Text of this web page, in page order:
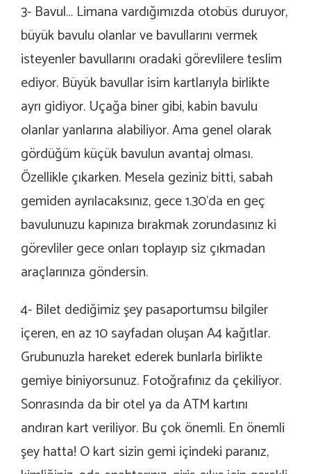
3- Bavul… Limana vardığımızda otobüs duruyor,
büyük bavulu olanlar ve bavullarını vermek
isteyenler bavullarını oradaki görevlilere teslim
ediyor. Büyük bavullar isim kartlarıyla birlikte
ayrı gidiyor. Uçağa biner gibi, kabin bavulu
olanlar yanlarına alabiliyor. Ama genel olarak
gördüğüm küçük bavulun avantaj olması.
Özellikle çıkarken. Mesela geziniz bitti, sabah
gemiden ayrılacaksınız, gece 1.30’da en geç
bavulunuzu kapınıza bırakmak zorundasınız ki
görevliler gece onları toplayıp siz çıkmadan
araçlarınıza göndersin.
4- Bilet dediğimiz şey pasaportumsu bilgiler
içeren, en az 10 sayfadan oluşan A4 kağıtlar.
Grubunuzla hareket ederek bunlarla birlikte
gemiye biniyorsunuz. Fotoğrafınız da çekiliyor.
Sonrasında da bir otel ya da ATM kartını
andıran kart veriliyor. Bu çok önemli. En önemli
şey hatta! O kart sizin gemi içindeki paranız,